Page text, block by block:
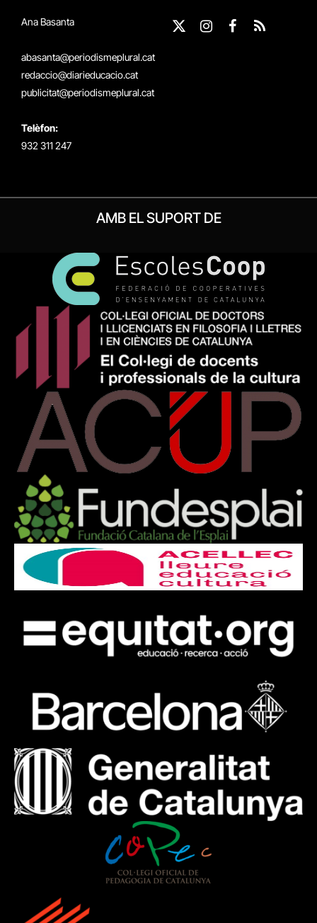
Ana Basanta
abasanta@periodismeplural.cat
redaccio@diarieducacio.cat
publicitat@periodismeplural.cat
Telèfon:
932 311 247
X
Instagram
Facebook
RSS
AMB EL SUPORT DE